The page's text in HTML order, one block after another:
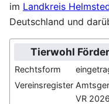
im Landkreis
Deutschland und
Tierwohl
Rechtsform
Vereinsregister
VR